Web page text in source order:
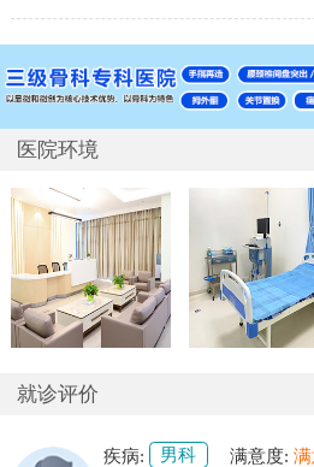
域赢得了广大患者的赞誉，成为佛山地区
一。
医院环境
就诊评价
疾病: 男科 满意度: